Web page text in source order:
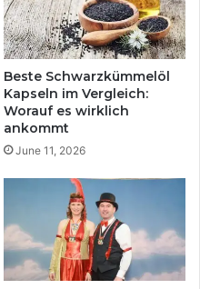
Beste Schwarzkümmelöl
Kapseln im Vergleich:
Worauf es wirklich
ankommt
June 11, 2026